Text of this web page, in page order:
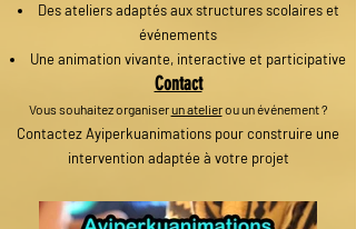
Des ateliers adaptés aux structures scolaires et
événements
Une animation vivante, interactive et participative
Contact
Vous souhaitez organiserun atelierou un événement ?
Contactez Ayiperkuanimations pour construire une
intervention adaptée à votre projet